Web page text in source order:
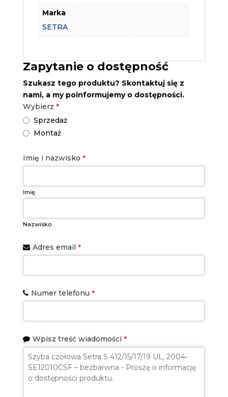
Marka
SETRA
Zapytanie o dostępność
Szukasz tego produktu? Skontaktuj się z
nami, a my poinformujemy o dostępności.
Wybierz *
Sprzedaż
Montaż
Email
Address
Imię i nazwisko *
Imię
Nazwisko
Adres email *
Numer telefonu *
Wpisz treść wiadomości *